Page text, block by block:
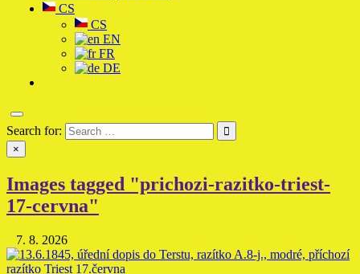
CS
CS
EN
FR
DE
Search for:
×
Images tagged "prichozi-razitko-triest-
17-cervna"
7. 8. 2026